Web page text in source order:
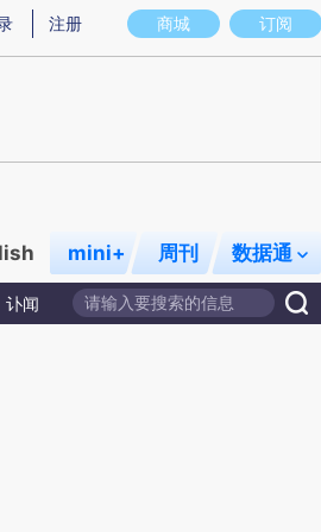
在偏差。不代表财新观点和立场。推荐点击链
商城 订阅
注册
mini+ 周刊 数据通
讣闻